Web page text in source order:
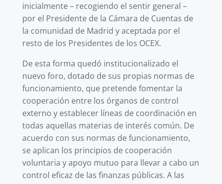
inicialmente – recogiendo el sentir general –
por el Presidente de la Cámara de Cuentas de
la comunidad de Madrid y aceptada por el
resto de los Presidentes de los OCEX.
De esta forma quedó institucionalizado el
nuevo foro, dotado de sus propias normas de
funcionamiento, que pretende fomentar la
cooperación entre los órganos de control
externo y establecer líneas de coordinación en
todas aquellas materias de interés común. De
acuerdo con sus normas de funcionamiento,
se aplican los principios de cooperación
voluntaria y apoyo mutuo para llevar a cabo un
control eficaz de las finanzas públicas. A las